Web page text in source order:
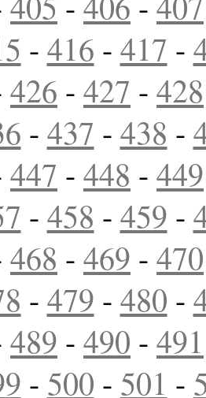
- 416 - 417 -
426 - 427 - 428
- 437 - 438 -
447 - 448 - 449
- 458 - 459 -
468 - 469 - 470
- 479 - 480 -
489 - 490 - 491
- 500 - 501 -